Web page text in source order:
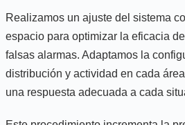
Realizamos un ajuste del sistema
espacio para optimizar la eficacia
falsas alarmas. Adaptamos la
distribución y actividad en cada
una respuesta adecuada a cada